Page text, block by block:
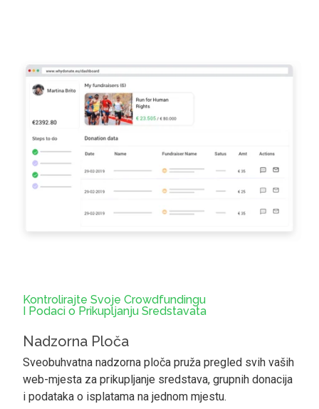
Kontrolirajte Svoje Crowdfundingu
I Podaci o Prikupljanju Sredstavata
Nadzorna Ploča
Sveobuhvatna nadzorna ploča pruža pregled svih vaših
web-mjesta za prikupljanje sredstava, grupnih donacija
i podataka o isplatama na jednom mjestu.